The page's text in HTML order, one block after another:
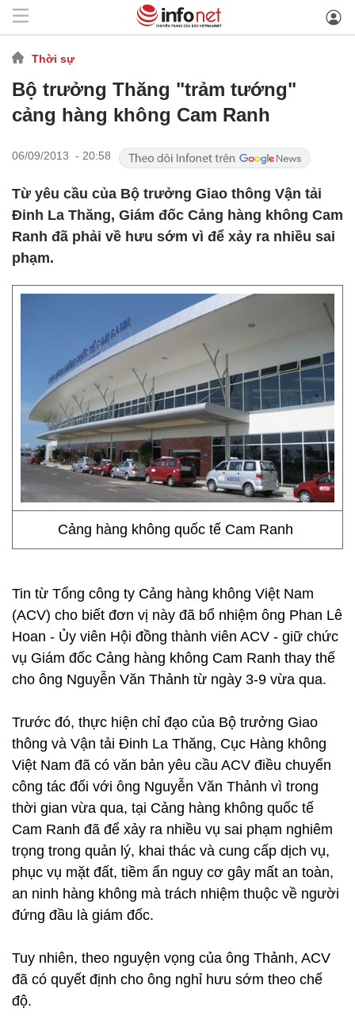
Thời sự
Bộ trưởng Thăng "trảm tướng"
cảng hàng không Cam Ranh
06/09/2013 - 20:58
Từ yêu cầu của Bộ trưởng Giao thông Vận tải
Đinh La Thăng, Giám đốc Cảng hàng không Cam
Ranh đã phải về hưu sớm vì để xảy ra nhiều sai
phạm.
Cảng hàng không quốc tế Cam Ranh
Tin từ Tổng công ty Cảng hàng không Việt Nam
(ACV) cho biết đơn vị này đã bổ nhiệm ông Phan Lê
Hoan - Ủy viên Hội đồng thành viên ACV - giữ chức
vụ Giám đốc Cảng hàng không Cam Ranh thay thế
cho ông Nguyễn Văn Thảnh từ ngày 3-9 vừa qua.
Trước đó, thực hiện chỉ đạo của Bộ trưởng Giao
thông và Vận tải Đinh La Thăng, Cục Hàng không
Việt Nam đã có văn bản yêu cầu ACV điều chuyển
công tác đối với ông Nguyễn Văn Thảnh vì trong
thời gian vừa qua, tại Cảng hàng không quốc tế
Cam Ranh đã để xảy ra nhiều vụ sai phạm nghiêm
trọng trong quản lý, khai thác và cung cấp dịch vụ,
phục vụ mặt đất, tiềm ẩn nguy cơ gây mất an toàn,
an ninh hàng không mà trách nhiệm thuộc về người
đứng đầu là giám đốc.
Tuy nhiên, theo nguyện vọng của ông Thảnh, ACV
đã có quyết định cho ông nghỉ hưu sớm theo chế
độ.